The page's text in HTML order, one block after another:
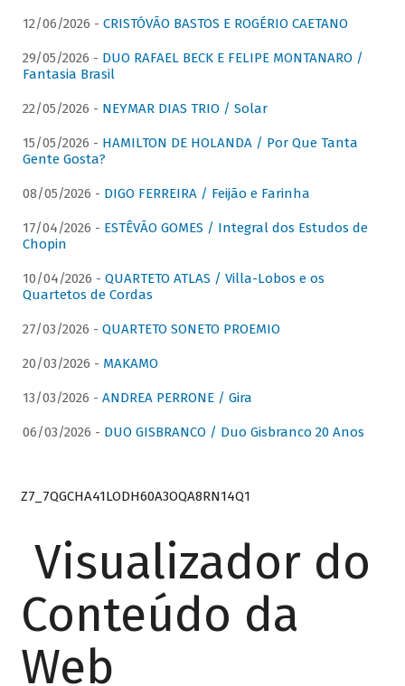
12/06/2026 - CRISTÓVÃO BASTOS E ROGÉRIO CAETANO
29/05/2026 - DUO RAFAEL BECK E FELIPE MONTANARO /
Fantasia Brasil
22/05/2026 - NEYMAR DIAS TRIO / Solar
15/05/2026 - HAMILTON DE HOLANDA / Por Que Tanta
Gente Gosta?
08/05/2026 - DIGO FERREIRA / Feijão e Farinha
17/04/2026 - ESTÊVÃO GOMES / Integral dos Estudos de
Chopin
10/04/2026 - QUARTETO ATLAS / Villa-Lobos e os
Quartetos de Cordas
27/03/2026 - QUARTETO SONETO PROEMIO
20/03/2026 - MAKAMO
13/03/2026 - ANDREA PERRONE / Gira
06/03/2026 - DUO GISBRANCO / Duo Gisbranco 20 Anos
Z7_7QGCHA41LODH60A3OQA8RN14Q1
Visualizador do
Conteúdo da
Web